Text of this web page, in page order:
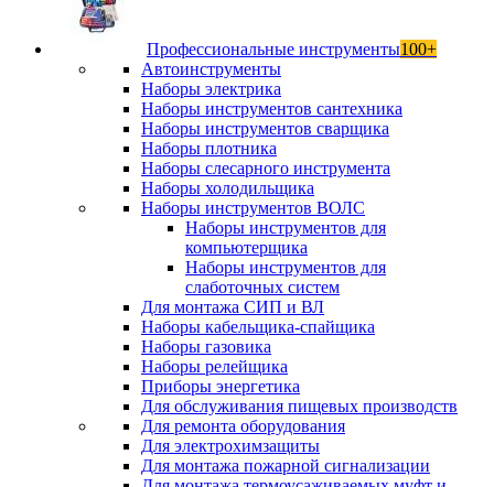
Профессиональные инструменты100+
Автоинструменты
Наборы электрика
Наборы инструментов сантехника
Наборы инструментов сварщика
Наборы плотника
Наборы слесарного инструмента
Наборы холодильщика
Наборы инструментов ВОЛС
Наборы инструментов для
компьютерщика
Наборы инструментов для
слаботочных систем
Для монтажа СИП и ВЛ
Наборы кабельщика-спайщика
Наборы газовика
Наборы релейщика
Приборы энергетика
Для обслуживания пищевых производств
Для ремонта оборудования
Для электрохимзащиты
Для монтажа пожарной сигнализации